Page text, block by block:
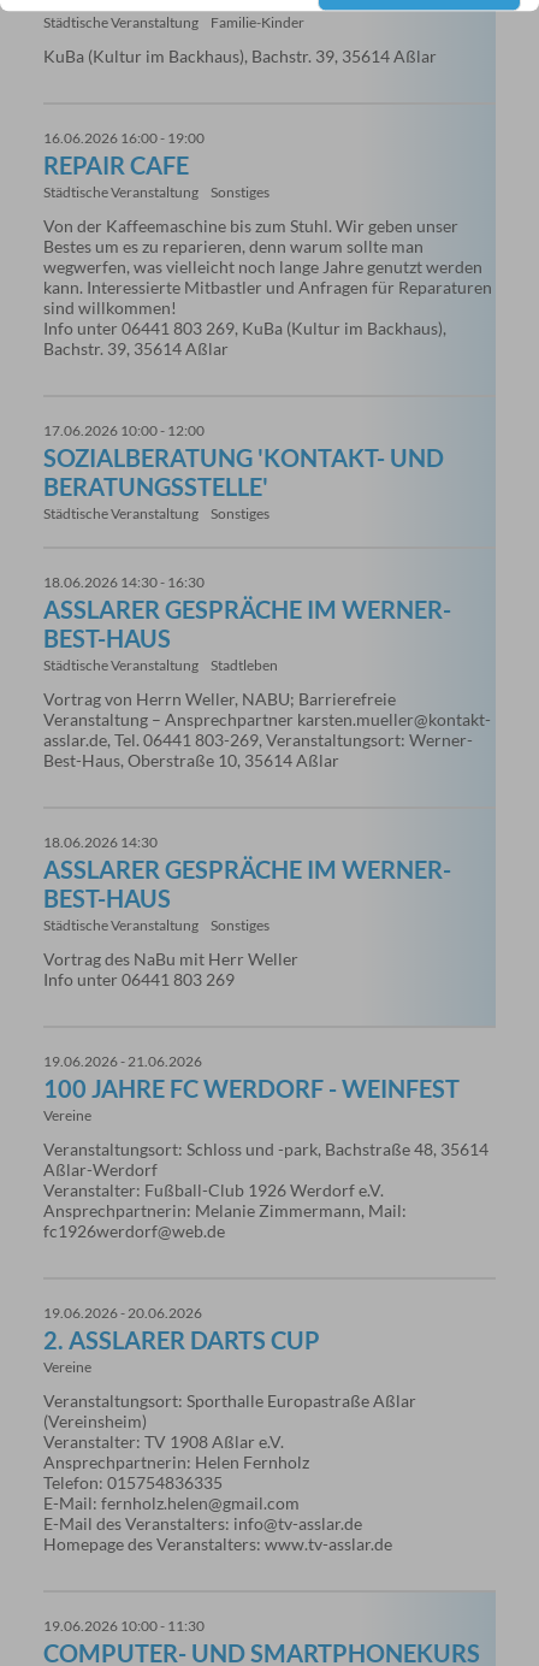
Städtische Veranstaltung Familie-Kinder
KuBa (Kultur im Backhaus), Bachstr. 39, 35614 Aßlar
16.06.2026 16:00 - 19:00
REPAIR CAFE
Städtische Veranstaltung Sonstiges
Von der Kaffeemaschine bis zum Stuhl. Wir geben unser
Bestes um es zu reparieren, denn warum sollte man
wegwerfen, was vielleicht noch lange Jahre genutzt werden
kann. Interessierte Mitbastler und Anfragen für Reparaturen
sind willkommen!
Info unter 06441 803 269, KuBa (Kultur im Backhaus),
Bachstr. 39, 35614 Aßlar
17.06.2026 10:00 - 12:00
SOZIALBERATUNG 'KONTAKT- UND
BERATUNGSSTELLE'
Städtische Veranstaltung Sonstiges
18.06.2026 14:30 - 16:30
ASSLARER GESPRÄCHE IM WERNER-B
EST-HAUS
Städtische Veranstaltung Stadtleben
Vortrag von Herrn Weller, NABU; Barrierefreie
Veranstaltung – Ansprechpartner karsten.mueller@kontakt-
asslar.de, Tel. 06441 803-269, Veranstaltungsort: Werner-
Best-Haus, Oberstraße 10, 35614 Aßlar
18.06.2026 14:30
ASSLARER GESPRÄCHE IM WERNER-B
EST-HAUS
Städtische Veranstaltung Sonstiges
Vortrag des NaBu mit Herr Weller
Info unter 06441 803 269
19.06.2026 - 21.06.2026
100 JAHRE FC WERDORF - WEINFEST
Vereine
Veranstaltungsort: Schloss und -park, Bachstraße 48, 35614
Aßlar-Werdorf
Veranstalter: Fußball-Club 1926 Werdorf e.V.
Ansprechpartnerin: Melanie Zimmermann, Mail:
fc1926werdorf@web.de
19.06.2026 - 20.06.2026
2. ASSLARER DARTS CUP
Vereine
Veranstaltungsort: Sporthalle Europastraße Aßlar
(Vereinsheim)
Veranstalter: TV 1908 Aßlar e.V.
Ansprechpartnerin: Helen Fernholz
Telefon: 015754836335
E-Mail: fernholz.helen@gmail.com
E-Mail des Veranstalters: info@tv-asslar.de
Homepage des Veranstalters: www.tv-asslar.de
19.06.2026 10:00 - 11:30
COMPUTER- UND SMARTPHONEKURS